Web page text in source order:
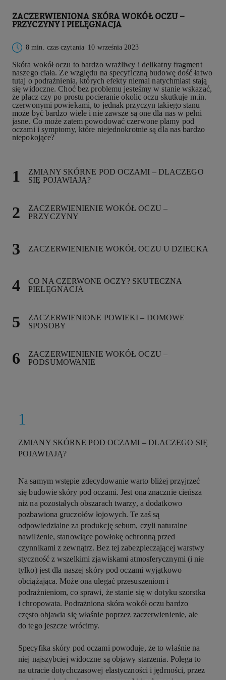
ZACZERWIENIONA SKÓRA WOKÓŁ OCZU –
PRZYCZYNY I PIELĘGNACJA
8 min. czas czytania | 10 września 2023
Skóra wokół oczu to bardzo wrażliwy i delikatny fragment
naszego ciała. Ze względu na specyficzną budowę dość łatwo
tutaj o podrażnienia, których efekty niemal natychmiast stają
się widoczne. Choć bez problemu jesteśmy w stanie wskazać,
że płacz czy po prostu pocieranie okolic oczu skutkuje m.in.
czerwonymi powiekami, to jednak przyczyn takiego stanu
może być bardzo wiele i nie zawsze są one dla nas w pełni
jasne. Co może zatem powodować czerwone plamy pod
oczami i symptomy, które niejednokrotnie są dla nas bardzo
niepokojące?
ZMIANY SKÓRNE POD OCZAMI – DLACZEGO
SIĘ POJAWIAJĄ?
ZACZERWIENIENIE WOKÓŁ OCZU –
PRZYCZYNY
ZACZERWIENIENIE WOKÓŁ OCZU U DZIECKA
CO NA CZERWONE OCZY? SKUTECZNA
PIELĘGNACJA
ZACZERWIENIONE POWIEKI – DOMOWE
SPOSOBY
ZACZERWIENIENIE WOKÓŁ OCZU –
PODSUMOWANIE
ZMIANY SKÓRNE POD OCZAMI – DLACZEGO SIĘ
POJAWIAJĄ?
Na samym wstępie zdecydowanie warto bliżej przyjrzeć
się budowie skóry pod oczami. Jest ona znacznie cieńsza
niż na pozostałych obszarach twarzy, a dodatkowo
pozbawiona gruczołów łojowych. Te zaś są
odpowiedzialne za produkcję sebum, czyli naturalne
nawilżenie, stanowiące powłokę ochronną przed
czynnikami z zewnątrz. Bez tej zabezpieczającej warstwy
styczność z wszelkimi zjawiskami atmosferycznymi (i nie
tylko) jest dla naszej skóry pod oczami wyjątkowo
obciążająca. Może ona ulegać przesuszeniom i
podrażnieniom, co sprawi, że stanie się w dotyku szorstka
i chropowata. Podrażniona skóra wokół oczu bardzo
często objawia się właśnie poprzez zaczerwienienie, ale
do tego jeszcze wrócimy.
Specyfika skóry pod oczami powoduje, że to właśnie na
niej najszybciej widoczne są objawy starzenia. Polega to
na utracie dotychczasowej elastyczności i jędrności, przez